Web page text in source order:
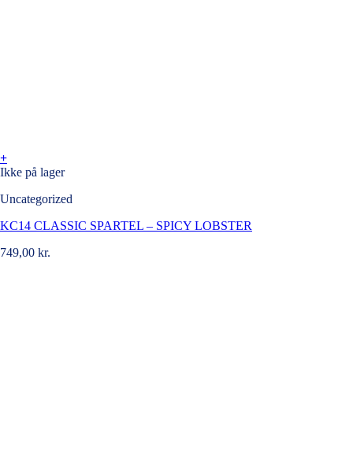
+
Ikke på lager
Uncategorized
KC14 CLASSIC SPARTEL – SPICY LOBSTER
749,00 kr.